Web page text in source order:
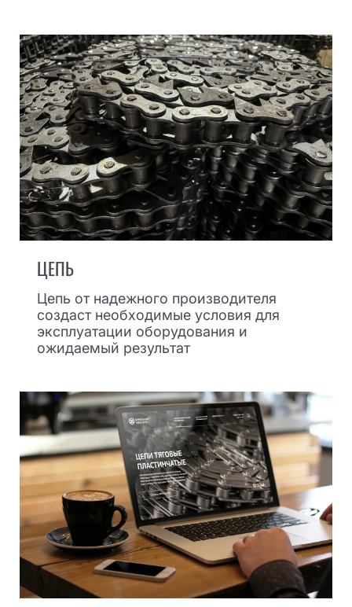
ЦЕПЬ
Цепь от надежного производителя
создаст необходимые условия для
эксплуатации оборудования и
ожидаемый результат